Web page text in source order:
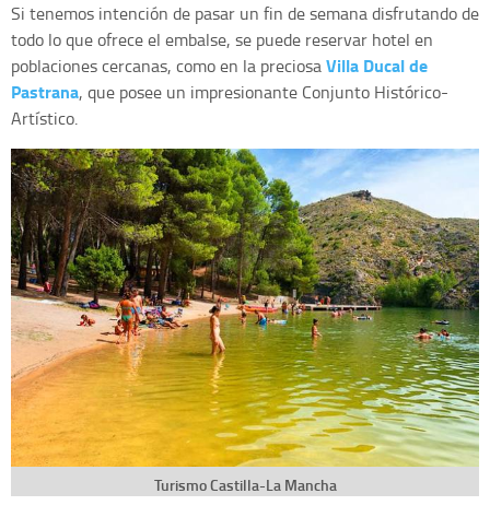
Si tenemos intención de pasar un fin de semana disfrutando de
todo lo que ofrece el embalse, se puede reservar hotel en
poblaciones cercanas, como en la preciosaVilla Ducal de
Pastrana, que posee un impresionante Conjunto Histórico-
Artístico.
Turismo Castilla-La Mancha